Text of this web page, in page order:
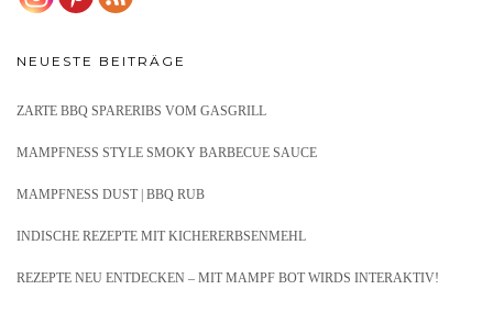
NEUESTE BEITRÄGE
ZARTE BBQ SPARERIBS VOM GASGRILL
MAMPFNESS STYLE SMOKY BARBECUE SAUCE
MAMPFNESS DUST | BBQ RUB
INDISCHE REZEPTE MIT KICHERERBSENMEHL
REZEPTE NEU ENTDECKEN – MIT MAMPF BOT WIRDS INTERAKTIV!